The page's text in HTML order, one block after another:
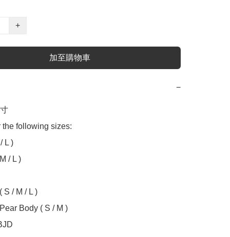
+
加至購物車
−
the following sizes:
L )
/ L )
S / M / L )
Body ( S / M )